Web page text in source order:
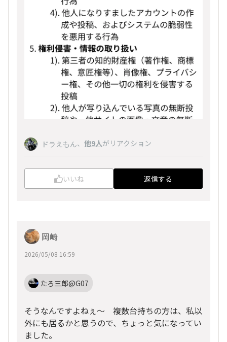
ドラえもん、 他9人がリアクション
いいね 返信する
岡崎
2026/05/08 16:59
たろ三郎@G07
そうなんですよねぇ～ 複数台持ちの方は、私以
外にも居るかと思うので、ちょっと気になってい
ました。